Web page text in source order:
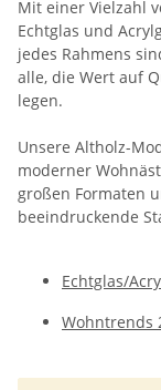
Mit einer Vielzahl
Echtglas und
jedes Rahmens
alle, die Wert auf
legen.
Unsere Altholz-
moderner
großen Formaten
beeindruckende
Echtglas/
Wohntrends